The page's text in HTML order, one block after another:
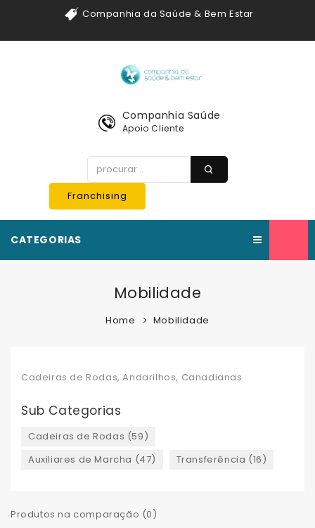
Companhia da Saúde & Bem Estar
Companhia Saúde
Apoio Cliente
Franchising
CATEGORIAS
Mobilidade
Home Mobilidade
Cadeiras de Rodas, Andarilhos, Canadianas
Sub Categorias
Cadeiras de Rodas (59)
Auxiliares de Marcha (47)
Transferência (16)
Produtos na comparação (0)